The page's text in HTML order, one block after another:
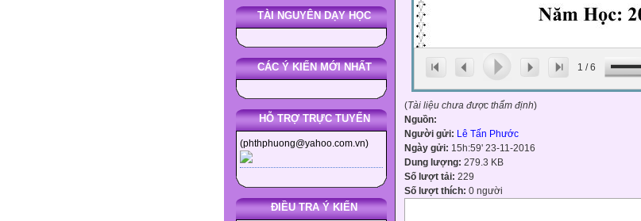
TÀI NGUYÊN DẠY HỌC
CÁC Ý KIẾN MỚI NHẤT
HỖ TRỢ TRỰC TUYẾN
(phthphuong@yahoo.com.vn)
ĐIỀU TRA Ý KIẾN
1 /6
(Tài liệu chưa được thẩm định)
Nguồn:
Người gửi: Lê Tấn Phước
Ngày gửi: 15h:59' 23-11-2016
Dung lượng: 279.3 KB
Số lượt tải: 229
Số lượt thích: 0 người